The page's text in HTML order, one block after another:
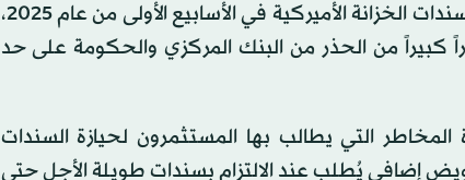
ولم يعد بالإمكان تجاهل الزيادة الملحوظة في معدلات الاقتراض من سندات الخزانة الأميركية في الأسابيع الأولى من عام 2025،
من الحذر من البنك المركزي والحكومة على حد
التي يطالب بها المستثمرون لحيازة السندات
إضافي يُطلب عند الالتزام بسندات طويلة الأجل حتى